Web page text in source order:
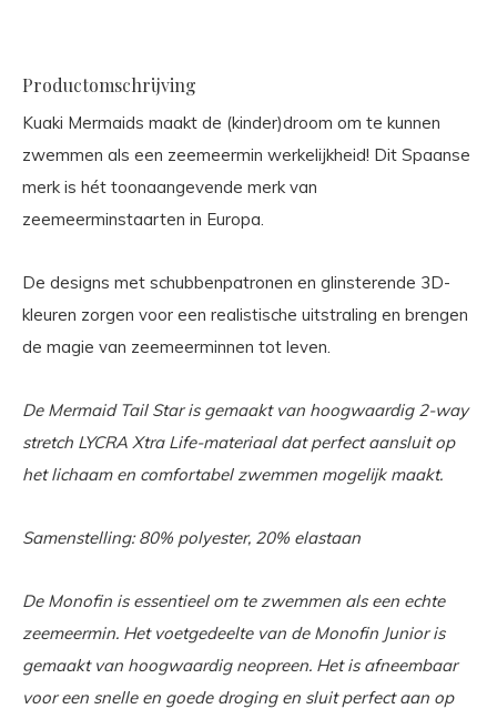
Productomschrijving
Kuaki Mermaids maakt de (kinder)droom om te kunnen
zwemmen als een zeemeermin werkelijkheid! Dit Spaanse
merk is hét toonaangevende merk van
zeemeerminstaarten in Europa.
De designs met schubbenpatronen en glinsterende 3D-
kleuren zorgen voor een realistische uitstraling en brengen
de magie van zeemeerminnen tot leven.
De Mermaid Tail Star is gemaakt van hoogwaardig 2-way
stretch LYCRA Xtra Life-materiaal dat perfect aansluit op
het lichaam en comfortabel zwemmen mogelijk maakt.
Samenstelling: 80% polyester, 20% elastaan
De Monofin is essentieel om te zwemmen als een echte
zeemeermin. Het voetgedeelte van de Monofin Junior is
gemaakt van hoogwaardig neopreen. Het is afneembaar
voor een snelle en goede droging en sluit perfect aan op